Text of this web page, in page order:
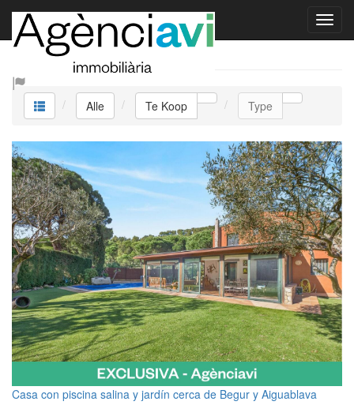
Te Koop
Alle Te Koop Type
Casa con piscina salina y jardín cerca de Begur y Aiguablava